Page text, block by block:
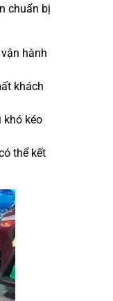
chuẩn bị
hành
khách
khó kéo
thể kết